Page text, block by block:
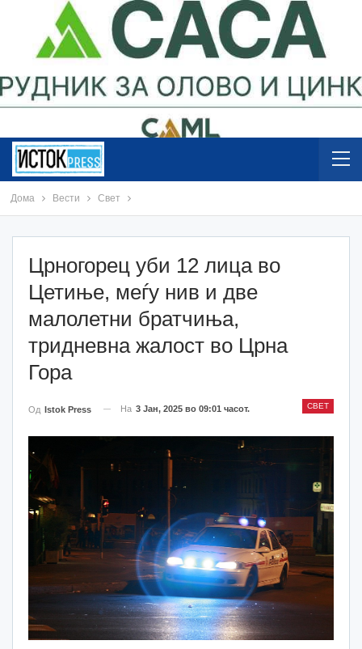
Дома Вести Свет
Црногорец уби 12 лица во
Цетиње, меѓу нив и две
малолетни братчиња,
тридневна жалост во Црна
Гора
СВЕТ
Од Istok Press На 3 Јан, 2025 во 09:01 часот.